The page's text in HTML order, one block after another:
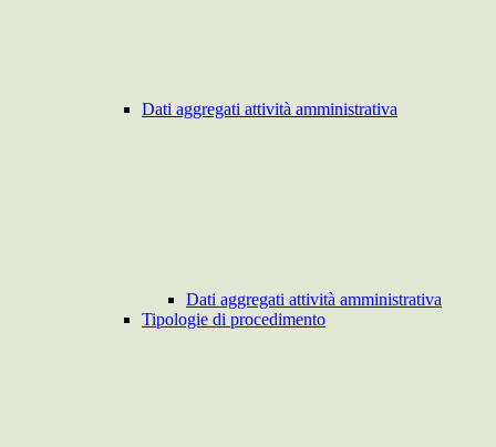
Dati aggregati attività amministrativa
Dati aggregati attività amministrativa
Tipologie di procedimento